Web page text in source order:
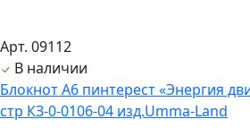
Арт. 09112
В наличии
Блокнот А6 пинтерест «Энергия
стр КЗ-0-0106-04 изд.Umma-Land